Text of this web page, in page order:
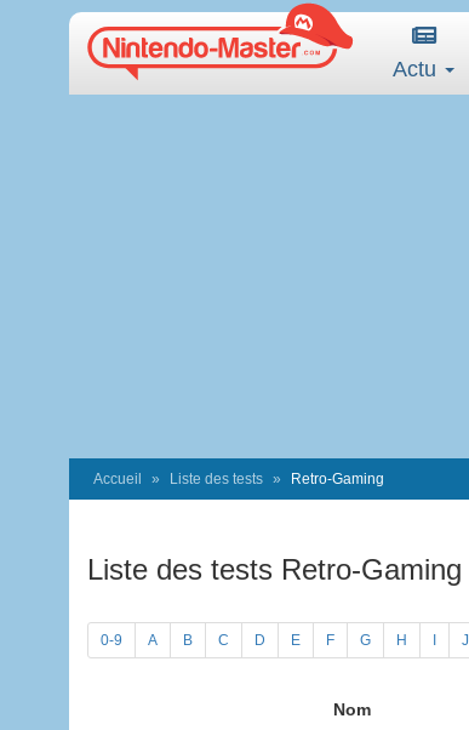
Actu
Accueil Liste des tests Retro-Gaming
Liste des tests Retro-Gaming
0-9 A B C D E F G H J
Nom